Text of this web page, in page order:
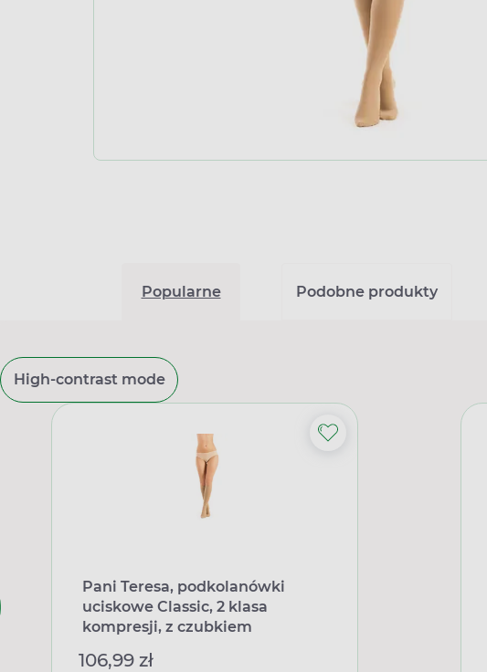
Popularne Podobne produkty
High-contrast mode
Pani Teresa, podkolanówki
uciskowe Classic, 2 klasa
kompresji, z czubkiem
106,99 zł